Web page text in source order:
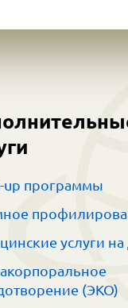
up программы
услуги
(ЭКО)